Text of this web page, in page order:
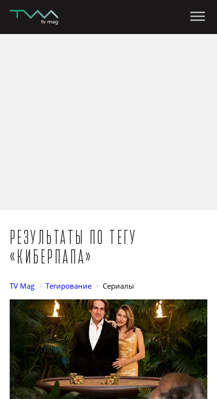
Результаты по тегу
«Киберпапа»
TV Mag Тегирование Сериалы